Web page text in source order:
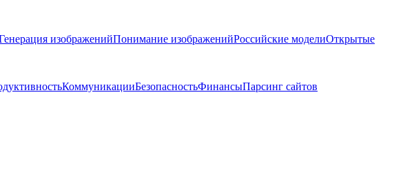
изображенийПонимание изображенийРоссийские моделиОткрытые
КоммуникацииБезопасностьФинансыПарсинг сайтов